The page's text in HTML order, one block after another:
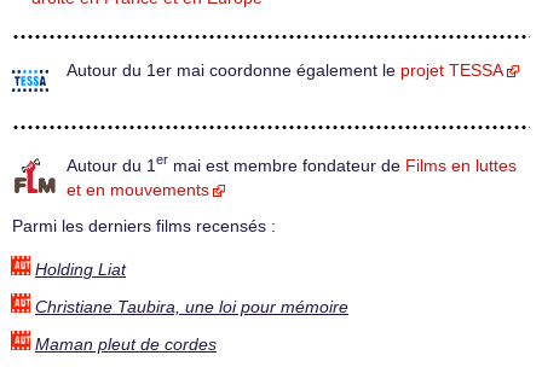
Autour du 1er mai coordonne également le projet TESSA
Autour du 1 er mai est membre fondateur de Films en luttes
et en mouvements
Parmi les derniers films recensés :
Holding Liat
Christiane Taubira, une loi pour mémoire
Maman pleut de cordes